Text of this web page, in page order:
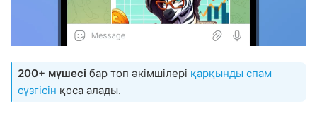
200+ мүшесі бар топ әкімшілері қарқынды спам
сүзгісін қоса алады.